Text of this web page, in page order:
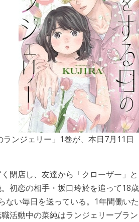
ランジェリー」1巻が、本日7月11日
閉店し、友達から「クローザー」と
初恋の相手・坂口玲於を追って18歳
ない毎日を送っている。1年間働いた
活動中の菜純はランジェリーブラン